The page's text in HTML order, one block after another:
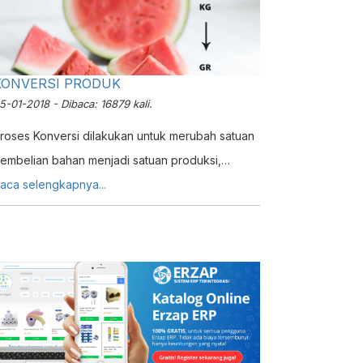
PRODUK
01-2018 - Dibaca: 16879 kali.
Konversi dilakukan untuk merubah satuan
bahan menjadi satuan produksi,
pada penerapan nyatanya seperti contoh
bahan dengan satuan 'Botol' akan
selengkapnya...